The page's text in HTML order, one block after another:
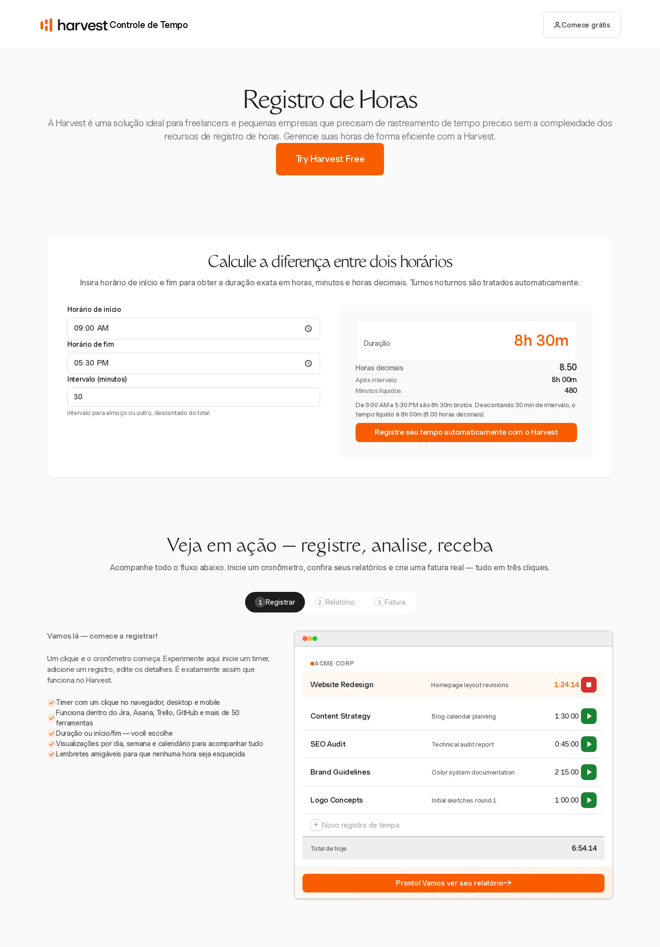
Controle de Tempo Comece grátis
Registro de Horas
A Harvest é uma solução ideal para freelancers e pequenas empresas que precisam de rastreamento de tempo preciso sem a complexidade dos
recursos de registro de horas. Gerencie suas horas de forma eficiente com a Harvest.
Try Harvest Free
Calcule a diferença entre dois horários
Insira horário de início e fim para obter a duração exata em horas, minutos e horas decimais. Turnos noturnos são tratados automaticamente.
Horário de início
Horário de fim
Intervalo (minutos)
Intervalo para almoço ou outro, descontado do total.
Duração 8h 30m
Horas decimais 8.50
Após intervalo 8h 00m
Minutos líquidos 480
De 9:00 AM a 5:30 PM são 8h 30m brutos. Descontando 30 min de intervalo, o
tempo líquido é 8h 00m (8.00 horas decimais).
Registre seu tempo automaticamente com o Harvest
Veja em ação — registre, analise, receba
Acompanhe todo o fluxo abaixo. Inicie um cronômetro, confira seus relatórios e crie uma fatura real — tudo em três cliques.
1 Registrar 2 Relatório 3 Fatura
Vamos lá — comece a registrar!
Um clique e o cronômetro começa. Experimente aqui: inicie um timer,
adicione um registro, edite os detalhes. É exatamente assim que
funciona no Harvest.
Timer com um clique no navegador, desktop e mobile
Funciona dentro do Jira, Asana, Trello, GitHub e mais de 50
ferramentas
Duração ou início/fim — você escolhe
Visualizações por dia, semana e calendário para acompanhar tudo
Lembretes amigáveis para que nenhuma hora seja esquecida
ACME CORP
Website Redesign Homepage layout revisions 1:24:15
Content Strategy Blog calendar planning 1:30:00
SEO Audit Technical audit report 0:45:00
Brand Guidelines Color system documentation 2:15:00
Logo Concepts Initial sketches round 1 1:00:00
+ Novo registro de tempo
Total de hoje 6:54:15
Pronto! Vamos ver seu relatório→